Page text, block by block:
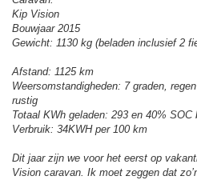
Kip Vision
Bouwjaar 2015
Gewicht: 1130 kg (beladen inclusief 2
Afstand: 1125 km
Weersomstandigheden: 7 graden,
rustig
Totaal KWh geladen: 293 en 40% SOC
Verbruik: 34KWH per 100 km
Dit jaar zijn we voor het eerst op
Vision caravan. Ik moet zeggen dat